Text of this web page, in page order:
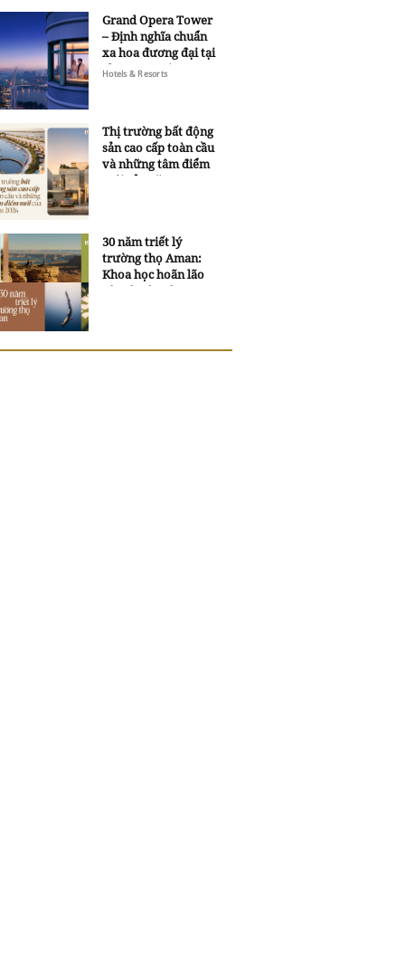
Grand Opera Tower
– Định nghĩa chuẩn
xa hoa đương đại tại
Sheraton Saigon
Hotels & Resorts
Thị trường bất động
sản cao cấp toàn cầu
và những tâm điểm
mới của năm 2026
30 năm triết lý
trường thọ Aman:
Khoa học hoãn lão
và trí tuệ ngàn xưa